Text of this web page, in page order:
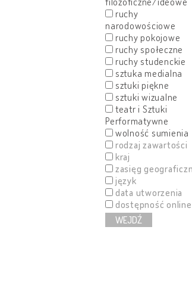
ruchy
narodowościowe
ruchy pokojowe
ruchy społeczne
ruchy studenckie
sztuka medialna
sztuki piękne
sztuki wizualne
teatr i Sztuki
Performatywne
wolność sumienia
rodzaj zawartości
kraj
zasięg
język
data utworzenia
dostępność online
WEJDŹ